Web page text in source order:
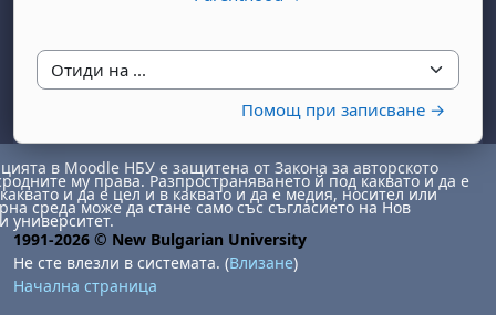
Отиди на ...
Помощ при записване →
1 август
неделя, 2 август
август
август
15 август
неделя, 16 август
август
август
22 август
неделя, 23 август
август
август
29 август
неделя, 30 август
в Moodle НБУ е защитена от Закона за авторското
му права. Разпространяването й под каквато и да е
и да е цел и в каквато и да е медия, носител или
среда може да стане само със съгласието на Нов
университет.
1991-2026 © New Bulgarian University
Не сте влезли в системата. (Влизане)
Начална страница